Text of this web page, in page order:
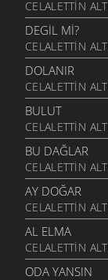
GEZELIM
ŞIIRLER- 28
SEN VARSIN
ŞIIRLER- 10
SEVDANIN
ŞIIRLER
BITMEZ BU
ŞIIRLER- 7
NAZAR
ŞIIRLER- 25
YALANMIŞ
ŞIIRLER - 10
İNADINA
ŞIIRLER- 30
CELALETTIN
DEGIL MI?
CELALETTIN
DOLANIR
CELALETTIN
BULUT
CELALETTIN
BU DAĞLAR
CELALETTIN
AY DOĞAR
CELALETTIN
AL ELMA
CELALETTIN
ODA YANSIN